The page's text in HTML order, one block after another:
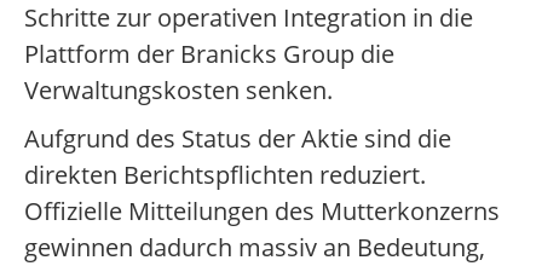
Schritte zur operativen Integration in die
Plattform der Branicks Group die
Verwaltungskosten senken.
Aufgrund des Status der Aktie sind die
direkten Berichtspflichten reduziert.
Offizielle Mitteilungen des Mutterkonzerns
gewinnen dadurch massiv an Bedeutung,